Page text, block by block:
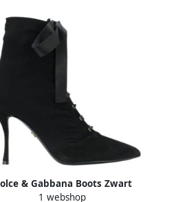
& Gabbana Boots Zwart
Dames
1 webshop